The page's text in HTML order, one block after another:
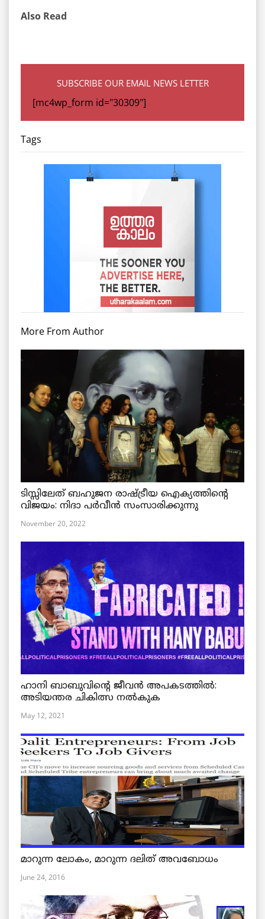
Also Read
SUBSCRIBE OUR EMAIL NEWS LETTER
[mc4wp_form id="30309"]
Tags
More From Author
ടിസ്സിലേത് ബഹുജന രാഷ്ട്രീയ ഐക്യത്തിന്റെ
വിജയം: നിദാ പർവീൻ സംസാരിക്കുന്നു
November 20, 2022
ഹാനി ബാബുവിന്റെ ജീവൻ അപകടത്തിൽ:
അടിയന്തര ചികിത്സ നൽകുക
May 12, 2021
മാറുന്ന ലോകം, മാറുന്ന ദലിത് അവബോധം
June 24, 2016